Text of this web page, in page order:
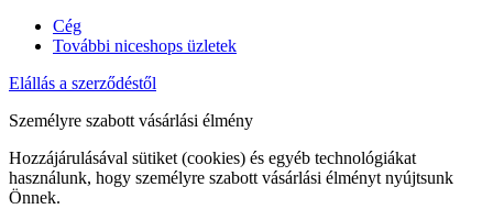
Cég
További niceshops üzletek
Elállás a szerződéstől
Személyre szabott vásárlási élmény
Hozzájárulásával sütiket (cookies) és egyéb technológiákat
használunk, hogy személyre szabott vásárlási élményt nyújtsunk
Önnek.